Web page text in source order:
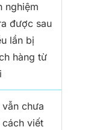
nghiệm
được sau
lần bị
hàng từ
vẫn chưa
cách viết